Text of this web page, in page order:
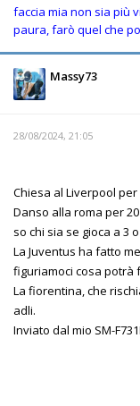
faccia mia non sia più
paura, farò quel che
Massy73
28/08/2024, 21:05
Chiesa al Liverpool per
Danso alla roma per
so chi sia se gioca a 3
La Juventus ha fatto
figuriamoci cosa potrà
La fiorentina, che
adli.
Inviato dal mio SM-